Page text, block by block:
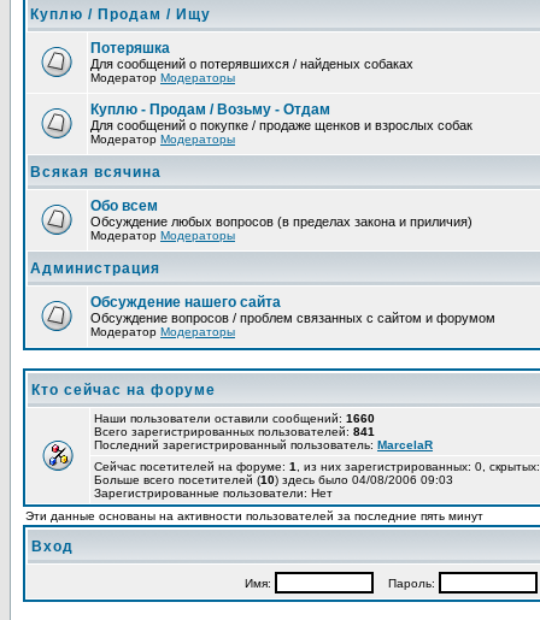
Куплю / Продам / Ищу
Потеряшка
Для сообщений о потерявшихся / найденых собаках
Модератор Модераторы
Куплю - Продам / Возьму - Отдам
Для сообщений о покупке / продаже щенков и взрослых собак
Модератор Модераторы
Всякая всячина
Обо всем
Обсуждение любых вопросов (в пределах закона и приличия)
Модератор Модераторы
Администрация
Обсуждение нашего сайта
Обсуждение вопросов / проблем связанных с сайтом и форумом
Модератор Модераторы
Кто сейчас на форуме
Наши пользователи оставили сообщений: 1660
Всего зарегистрированных пользователей: 841
Последний зарегистрированный пользователь: MarcelaR
Сейчас посетителей на форуме: 1
, из них зарегистрированных: 0,
Больше всего посетителей (10) здесь было 04/08/2006 09:03
Зарегистрированные пользователи: Нет
Эти данные основаны на активности пользователей за последние пять минут
Вход
Имя: Пароль: